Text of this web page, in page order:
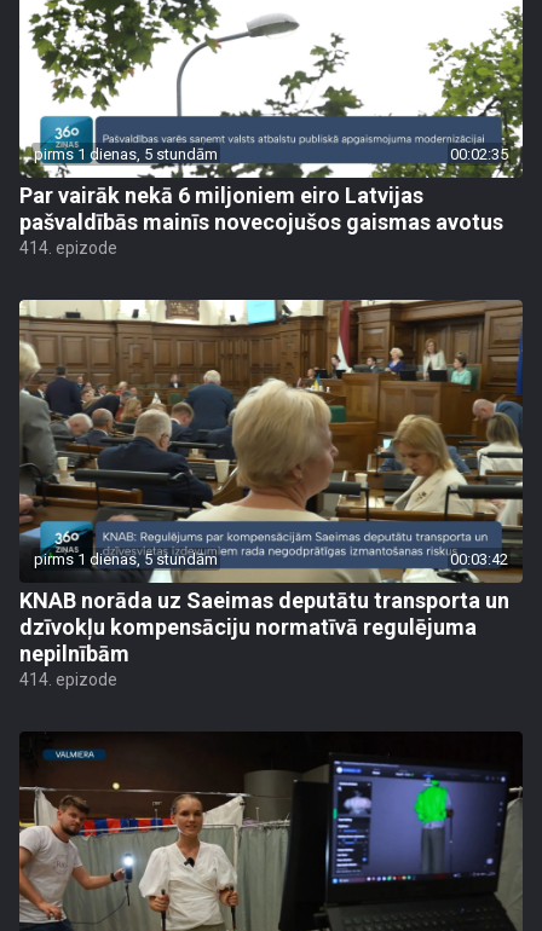
pirms 1 dienas, 5 stundām 00:02:35
Par vairāk nekā 6 miljoniem eiro Latvijas
pašvaldībās mainīs novecojušos gaismas avotus
414. epizode
pirms 1 dienas, 5 stundām 00:03:42
KNAB norāda uz Saeimas deputātu transporta un
dzīvokļu kompensāciju normatīvā regulējuma
nepilnībām
414. epizode